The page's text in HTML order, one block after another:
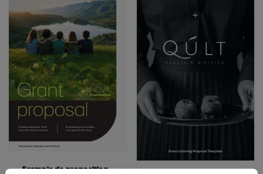
Exemple de proposition